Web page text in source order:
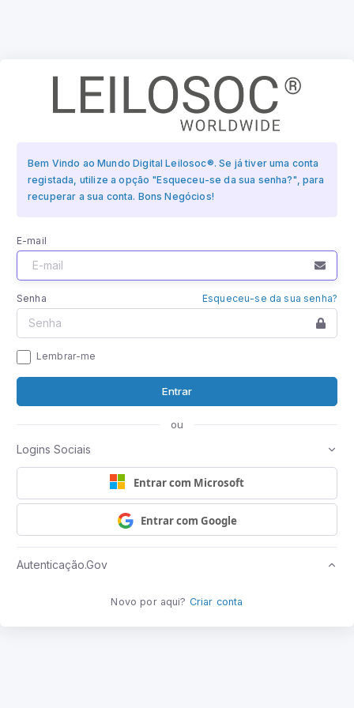
Bem Vindo ao Mundo Digital Leilosoc®. Se já tiver uma conta
registada, utilize a opção "Esqueceu-se da sua senha?", para
recuperar a sua conta. Bons Negócios!
E-mail
Senha Esqueceu-se da sua senha?
Lembrar-me
Entrar
ou
Logins Sociais
Entrar com Microsoft
Entrar com Google
Autenticação.Gov
Novo por aqui? Criar conta